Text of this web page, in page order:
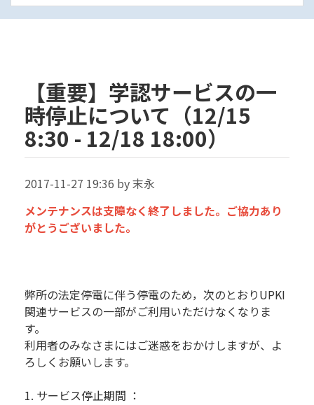
【重要】学認サービスの一
時停止について（12/15
8:30 - 12/18 18:00）
2017-11-27 19:36 by 末永
メンテナンスは支障なく終了しました。ご協力あり
がとうございました。
弊所の法定停電に伴う停電のため，次のとおりUPKI
関連サービスの一部がご利用いただけなくなりま
す。
利用者のみなさまにはご迷惑をおかけしますが、よ
ろしくお願いします。
1. サービス停止期間 ：